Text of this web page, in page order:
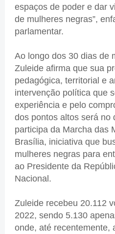
espaços de poder e dar
de mulheres negras”,
parlamentar.
Ao longo dos 30 dias de
Zuleide afirma que sua
pedagógica, territorial e
intervenção política que
experiência e pelo
dos pontos altos será no
participa da Marcha das
Brasília, iniciativa que
mulheres negras para
ao Presidente da
Nacional.
Zuleide recebeu 20.112
2022, sendo 5.130
onde, até recentemente,